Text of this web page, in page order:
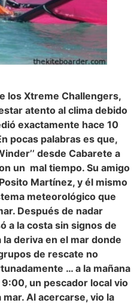
los Xtreme Challengers,
atento al clima debido
exactamente hace 10
pocas palabras es que,
desde Cabarete a
un mal tiempo. Su amigo
Martínez, y él mismo
meteorológico que
Después de nadar
a la costa sin signos de
deriva en el mar donde
de rescate no
… a la mañana
un pescador local vio
Al acercarse, vio la